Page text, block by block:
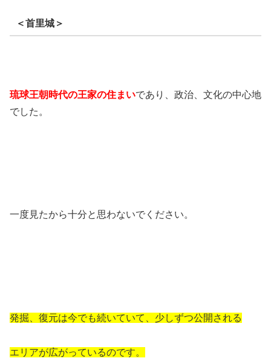
＜首里城＞
琉球王朝時代の王家の住まいであり、政治、文化の中心地
でした。
一度見たから十分と思わないでください。
発掘、復元は今でも続いていて、少しずつ公開される
エリアが広がっているのです。